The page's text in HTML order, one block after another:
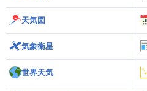
天気図
気象衛星
世界天気